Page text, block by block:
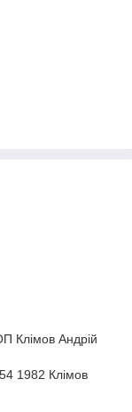
Клімов Андрій
1982 Клімов